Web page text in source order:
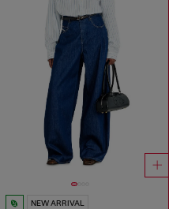
NEW ARRIVAL